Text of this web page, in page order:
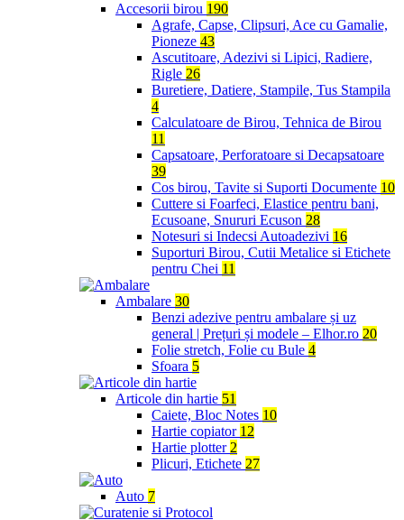
Accesorii birou 190
Agrafe, Capse, Clipsuri, Ace cu Gamalie,
Pioneze 43
Ascutitoare, Adezivi si Lipici, Radiere,
Rigle 26
Buretiere, Datiere, Stampile, Tus Stampila
4
Calculatoare de Birou, Tehnica de Birou
11
Capsatoare, Perforatoare si Decapsatoare
39
Cos birou, Tavite si Suporti Documente 10
Cuttere si Foarfeci, Elastice pentru bani,
Ecusoane, Snururi Ecuson 28
Notesuri si Indecsi Autoadezivi 16
Suporturi Birou, Cutii Metalice si Etichete
pentru Chei 11
Ambalare 30
Benzi adezive pentru ambalare și uz
general | Prețuri și modele – Elhor.ro 20
Folie stretch, Folie cu Bule 4
Sfoara 5
Articole din hartie 51
Caiete, Bloc Notes 10
Hartie copiator 12
Hartie plotter 2
Plicuri, Etichete 27
Auto 7